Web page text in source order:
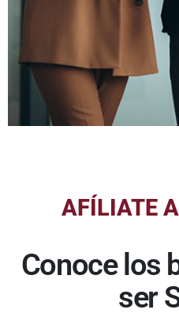
AFÍLIATE
Conoce los
ser